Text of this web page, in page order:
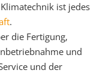
ist jedes
.
die Fertigung,
und
und der